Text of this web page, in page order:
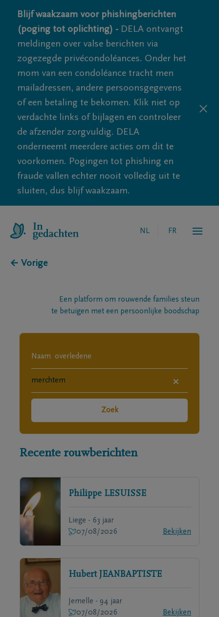
Blijf waakzaam voor phishingberichten
(poging tot oplichting) - DELA ontvangt
meldingen over valse berichten via
zogezegde privécondoléances. Onder het
mom van een condoléance tracht men
mailadressen, andere persoonsgegevens
of een betaling te bekomen. Klik niet op
verdachte links of bijlagen en controleer
de afzender zorgvuldig. DELA
onderneemt meerdere acties om dit te
voorkomen. Pogingen tot phishing en
fraude vallen echter nooit volledig uit te
sluiten, dus blijf waakzaam.
NL FR
← Vorige
Een platform om rouwende families steun
te betuigen met een persoonlijke boodschap
×
Zoek
Recente rouwberichten
Philippe LESUISSE
Liege - 63 jaar
07/08/2026
Bekijken
Hubert JEANBAPTISTE
Jemelle - 94 jaar
07/08/2026
Bekijken